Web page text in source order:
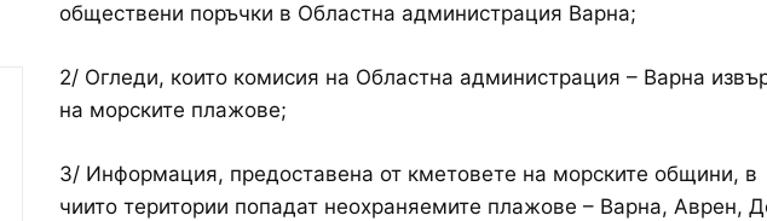
обществени поръчки в Областна администрация Варна;
2/ Огледи, които комисия на Областна администрация – Варна
на морските плажове;
3/ Информация, предоставена от кметовете на морските общини, в
чиито територии попадат неохраняемите плажове – Варна, Аврен,